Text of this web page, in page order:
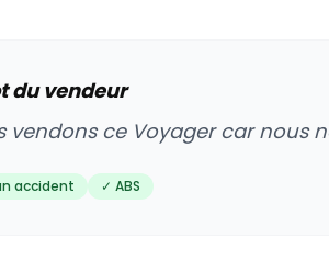
du vendeur
vendons ce Voyager car nous
accident ✓ ABS